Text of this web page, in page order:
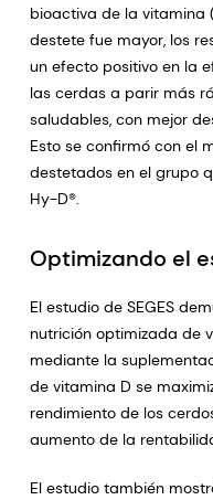
bioactiva de la vitamina
destete fue mayor, los
un efecto positivo en la
las cerdas a parir más
saludables, con mejor
Esto se confirmó con el
destetados en el grupo
Hy-D®.
Optimizando el
El estudio de SEGES
nutrición optimizada de
mediante la
de vitamina D se
rendimiento de los
aumento de la
El estudio también